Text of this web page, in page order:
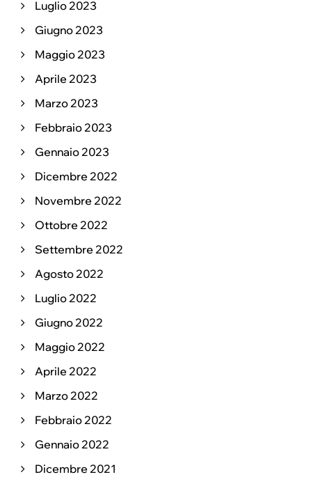
Luglio 2023
Giugno 2023
Maggio 2023
Aprile 2023
Marzo 2023
Febbraio 2023
Gennaio 2023
Dicembre 2022
Novembre 2022
Ottobre 2022
Settembre 2022
Agosto 2022
Luglio 2022
Giugno 2022
Maggio 2022
Aprile 2022
Marzo 2022
Febbraio 2022
Gennaio 2022
Dicembre 2021